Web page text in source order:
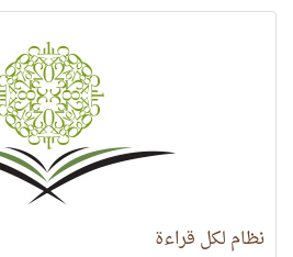
نظام لكل قراءة